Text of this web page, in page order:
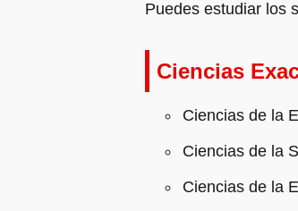
Puedes estudiar los
Ciencias
Ciencias de la
Ciencias de la
Ciencias de la